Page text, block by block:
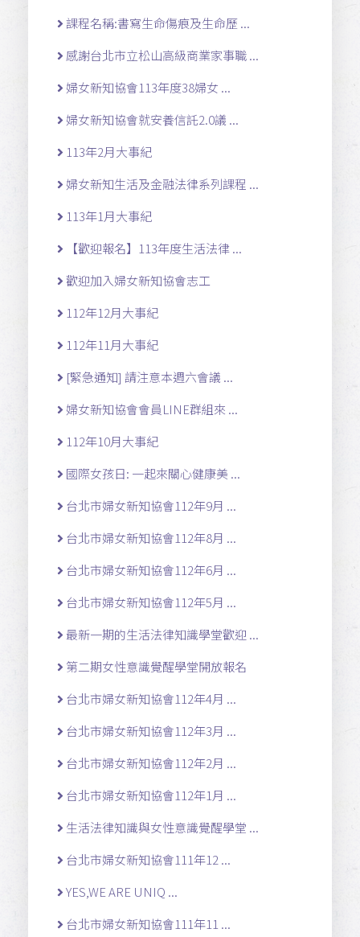
課程名稱:書寫生命傷痕及生命歷 ...
感謝台北市立松山高級商業家事職 ...
婦女新知協會113年度38婦女 ...
婦女新知協會就安養信託2.0議 ...
113年2月大事紀
婦女新知生活及金融法律系列課程 ...
113年1月大事紀
【歡迎報名】113年度生活法律 ...
歡迎加入婦女新知協會志工
112年12月大事紀
112年11月大事紀
[緊急通知] 請注意本週六會議 ...
婦女新知協會會員LINE群組來 ...
112年10月大事紀
國際女孩日: 一起來關心健康美 ...
台北市婦女新知協會112年9月 ...
台北市婦女新知協會112年8月 ...
台北市婦女新知協會112年6月 ...
台北市婦女新知協會112年5月 ...
最新一期的生活法律知識學堂歡迎 ...
第二期女性意識覺醒學堂開放報名
台北市婦女新知協會112年4月 ...
台北市婦女新知協會112年3月 ...
台北市婦女新知協會112年2月 ...
台北市婦女新知協會112年1月 ...
生活法律知識與女性意識覺醒學堂 ...
台北市婦女新知協會111年12 ...
YES,WE ARE UNIQ ...
台北市婦女新知協會111年11 ...